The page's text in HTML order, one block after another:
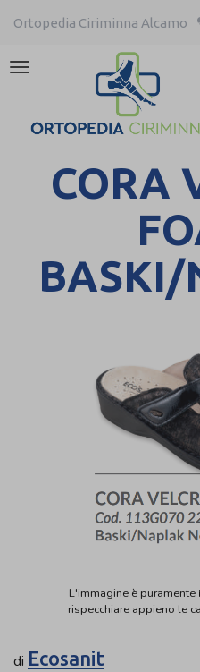
Ortopedia Ciriminna Alcamo
Attiva/disattiva
CORA
BASKI/
L'immagine è puramente
rispecchiare appieno le
di Ecosanit